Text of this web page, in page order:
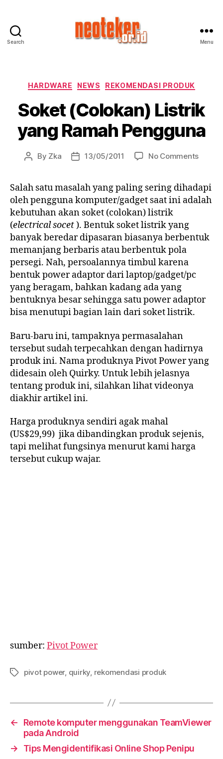
Search
Community
Menu
Categories
HARDWARE NEWS REKOMENDASI PRODUK
Soket (Colokan) Listrik
yang Ramah Pengguna
Post
By Zka
Post13/05/2011 No Commentson
Listrik
yang
Salah satu masalah yang paling sering dihadapi
oleh pengguna komputer/gadget saat ini adalah
kebutuhan akan soket (colokan) listrik
(electrical socet). Bentuk soket listrik yang
banyak beredar dipasaran biasanya berbentuk
memanjang berbaris atau berbentuk pola
persegi. Nah, persoalannya timbul karena
bentuk power adaptor dari laptop/gadget/pc
yang beragam, bahkan kadang ada yang
bentuknya besar sehingga satu power adaptor
bisa menutupi bagian lain dari soket listrik.
Baru-baru ini, tampaknya permasalahan
tersebut sudah terpecahkan dengan hadirnya
produk ini. Nama produknya Pivot Power yang
didesain oleh Quirky. Untuk lebih jelasnya
tentang produk ini, silahkan lihat videonya
diakhir artikel ini.
Harga produknya sendiri agak mahal
(US$29,99) jika dibandingkan produk sejenis,
tapi melihat fungsinya menurut kami harga
tersebut cukup wajar.
sumber: Pivot Power
Tagspivot power, quirky rekomendasi produk
←
Remote komputer menggunakan TeamViewer
pada Android
→
Tips Mengidentifikasi Online Shop Penipu